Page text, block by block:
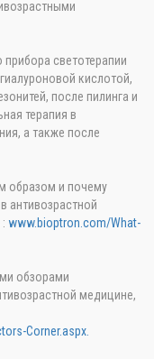
светотерапии
кислотой,
после пилинга и
терапия в
а также после
образом и почему
антивозрастной
www.bioptron.com/What-
обзорами
медицине,
Corner.aspx.